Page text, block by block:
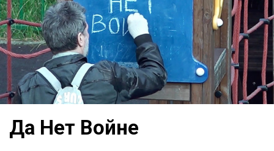
Да Нет Войне